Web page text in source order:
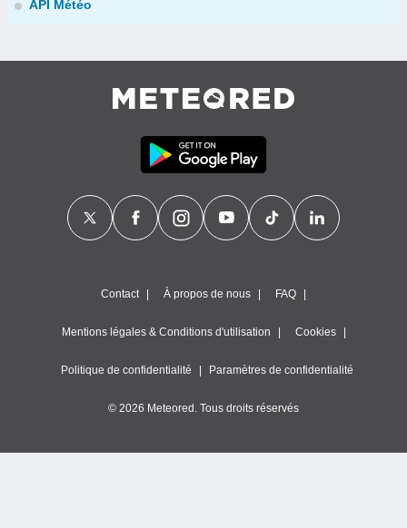
API Météo
Contact À propos de nous FAQ
Mentions légales & Conditions d'utilisation Cookies
Politique de confidentialité Paramètres de confidentialité
© 2026 Meteored. Tous droits réservés